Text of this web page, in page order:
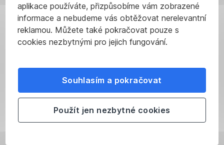
aplikace používáte, přizpůsobíme vám zobrazené
informace a nebudeme vás obtěžovat nerelevantní
reklamou. Můžete také pokračovat pouze s
cookies nezbytnými pro jejich fungování.
Souhlasím a pokračovat
Použít jen nezbytné cookies